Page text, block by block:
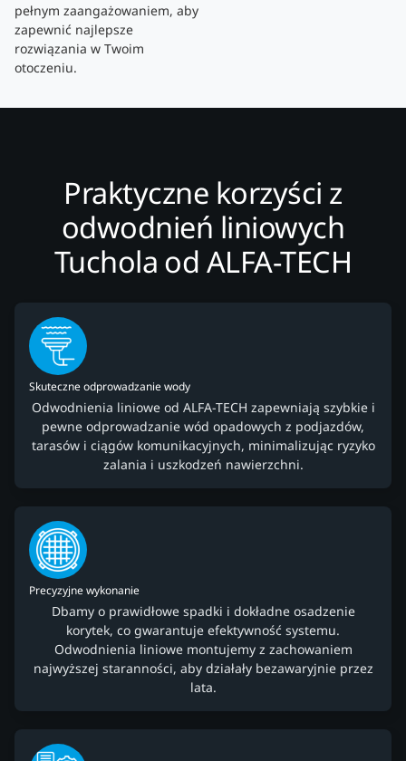
pełnym zaangażowaniem, aby
zapewnić najlepsze
rozwiązania w Twoim
otoczeniu.
Praktyczne korzyści z
odwodnień liniowych
Tuchola od ALFA-TECH
Skuteczne odprowadzanie wody
Odwodnienia liniowe od ALFA-TECH zapewniają szybkie i
pewne odprowadzanie wód opadowych z podjazdów,
tarasów i ciągów komunikacyjnych, minimalizując ryzyko
zalania i uszkodzeń nawierzchni.
Precyzyjne wykonanie
Dbamy o prawidłowe spadki i dokładne osadzenie
korytek, co gwarantuje efektywność systemu.
Odwodnienia liniowe montujemy z zachowaniem
najwyższej staranności, aby działały bezawaryjnie przez
lata.